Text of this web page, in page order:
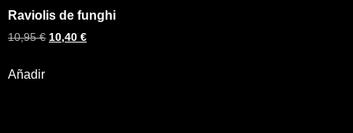
Raviolis de funghi
10,95€ 10,40 €
Añadir